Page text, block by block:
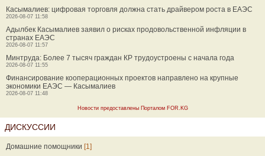
Касымалиев: цифровая торговля должна стать драйвером роста в ЕАЭС
2026-08-07 11:58
Адылбек Касымалиев заявил о рисках продовольственной инфляции в
странах ЕАЭС
2026-08-07 11:57
Минтруда: Более 7 тысяч граждан КР трудоустроены с начала года
2026-08-07 11:55
Финансирование кооперационных проектов направлено на крупные
экономики ЕАЭС — Касымалиев
2026-08-07 11:48
Новости предоставлены Порталом FOR.KG
ДИСКУССИИ
Домашние помощники [1]